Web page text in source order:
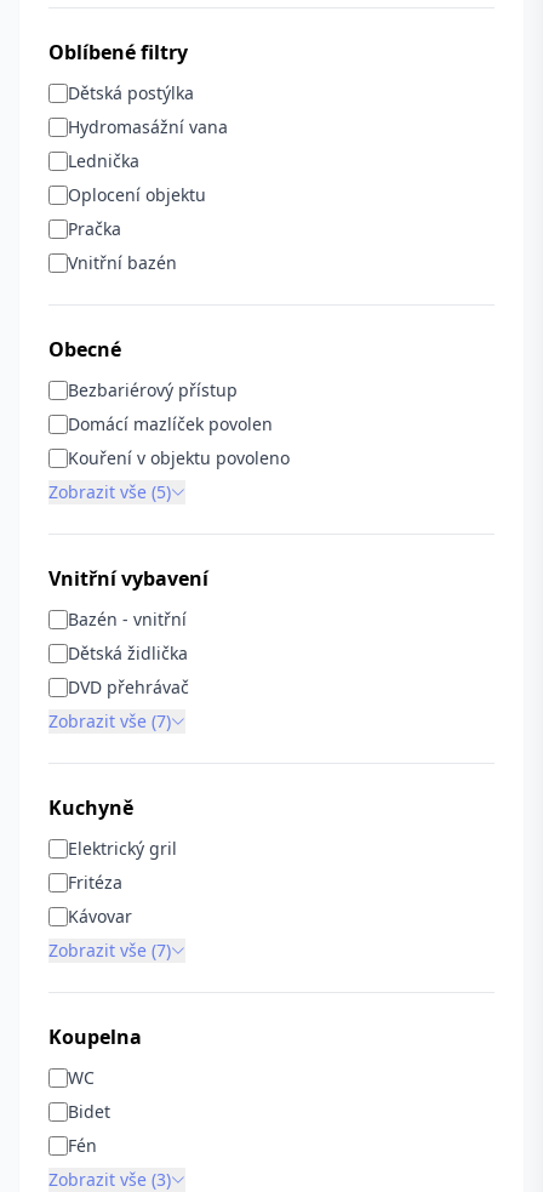
Oblíbené filtry
Dětská postýlka
Hydromasážní vana
Lednička
Oplocení objektu
Pračka
Vnitřní bazén
Obecné
Bezbariérový přístup
Domácí mazlíček povolen
Kouření v objektu povoleno
Zobrazit vše (5)
Vnitřní vybavení
Bazén - vnitřní
Dětská židlička
DVD přehrávač
Zobrazit vše (7)
Kuchyně
Elektrický gril
Fritéza
Kávovar
Zobrazit vše (7)
Koupelna
WC
Bidet
Fén
Zobrazit vše (3)